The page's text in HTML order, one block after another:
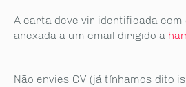
A carta deve vir identificada com
anexada a um email dirigido a
Não envies CV (já tínhamos dito